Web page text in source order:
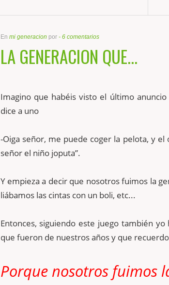
En mi generacion por - 6 comentarios
LA GENERACION QUE...
Imagino que habéis visto el último
dice a uno
-Oiga señor, me puede coger la pelota, y
señor el niño joputa”.
Y empieza a decir que nosotros fuimos la
liábamos las cintas con un boli, etc...
Entonces, siguiendo este juego también
que fueron de nuestros años y que
Porque nosotros fuimos